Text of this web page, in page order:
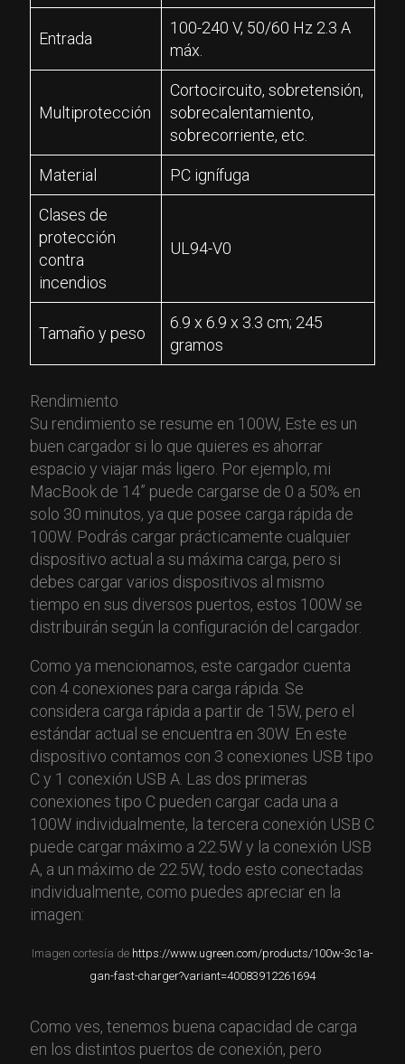
Entrada
100-240 V, 50/60 Hz 2.3 A
máx.
Multiprotección
Cortocircuito, sobretensión,
sobrecalentamiento,
sobrecorriente, etc.
Material PC ignífuga
Clases de
protección
contra
incendios
UL94-V0
Tamaño y peso
6.9 x 6.9 x 3.3 cm; 245
gramos
Rendimiento
Su rendimiento se resume en 100W, Este es un
buen cargador si lo que quieres es ahorrar
espacio y viajar más ligero. Por ejemplo, mi
MacBook de 14” puede cargarse de 0 a 50% en
solo 30 minutos, ya que posee carga rápida de
100W. Podrás cargar prácticamente cualquier
dispositivo actual a su máxima carga, pero si
debes cargar varios dispositivos al mismo
tiempo en sus diversos puertos, estos 100W se
distribuirán según la configuración del cargador.
Como ya mencionamos, este cargador cuenta
con 4 conexiones para carga rápida. Se
considera carga rápida a partir de 15W, pero el
estándar actual se encuentra en 30W. En este
dispositivo contamos con 3 conexiones USB tipo
C y 1 conexión USB A. Las dos primeras
conexiones tipo C pueden cargar cada una a
100W individualmente, la tercera conexión USB C
puede cargar máximo a 22.5W y la conexión USB
A, a un máximo de 22.5W, todo esto conectadas
individualmente, como puedes apreciar en la
imagen:
Imagen cortesía de https://www.ugreen.com/products/100w-3c1a-
gan-fast-charger?variant=40083912261694
Como ves, tenemos buena capacidad de carga
en los distintos puertos de conexión, pero